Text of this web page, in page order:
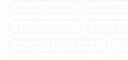
いいちこスーパー いいちこ
いいちこパーソン いいちこ
いいちこ下町のハイボール